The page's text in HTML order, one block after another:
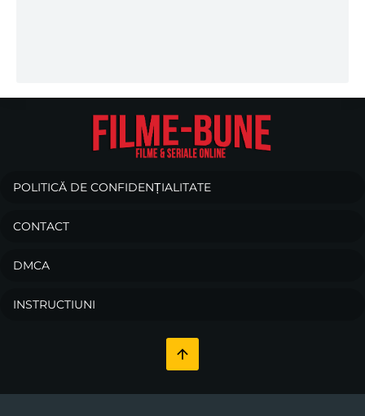
POLITICĂ DE CONFIDENȚIALITATE
CONTACT
DMCA
INSTRUCTIUNI